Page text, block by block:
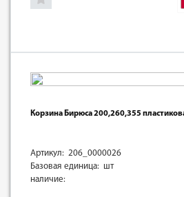
Корзина Бирюса 200,260,355
Артикул: 206_0000026
Базовая единица: шт
наличие: